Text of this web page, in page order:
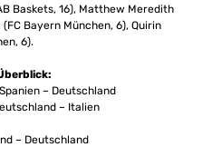
Baskets, 16), Matthew Meredith
Bayern München, 6), Quirin
6).
– Deutschland
– Italien
– Deutschland